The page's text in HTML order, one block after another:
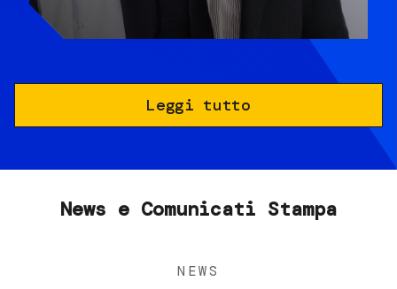
Leggi tutto
News e Comunicati Stampa
NEWS